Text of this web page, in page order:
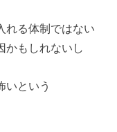
れる体制ではない
かもしれないし
いという